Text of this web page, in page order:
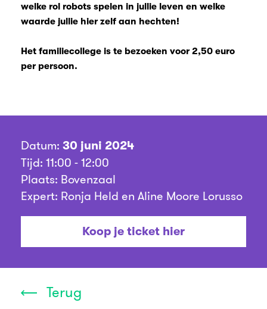
welke rol robots spelen in jullie leven en welke
waarde jullie hier zelf aan hechten!
Het familiecollege is te bezoeken voor 2,50 euro
per persoon.
Datum:30 juni 2024
Tijd: 11:00 - 12:00
Plaats: Bovenzaal
Expert: Ronja Held en Aline Moore Lorusso
Koop je ticket hier
Terug